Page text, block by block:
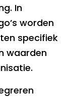
In
worden
specifiek
waarden